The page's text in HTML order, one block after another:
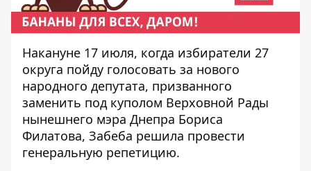
Накануне 17 июля, когда избиратели 27
округа пойду голосовать за нового
народного депутата, призванного
заменить под куполом Верховной Рады
нынешнего мэра Днепра Бориса
Филатова, Забеба решила провести
генеральную репетицию.